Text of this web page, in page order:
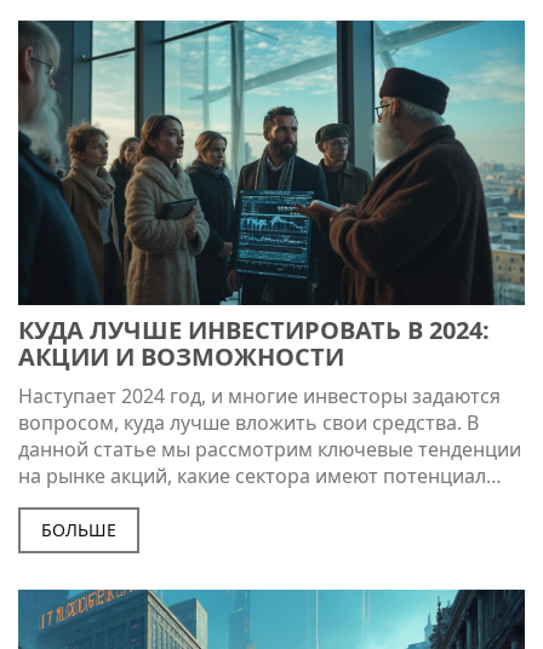
какие ошибки стоит избегать?
КУДА ЛУЧШЕ ИНВЕСТИРОВАТЬ В 2024:
АКЦИИ И ВОЗМОЖНОСТИ
Наступает 2024 год, и многие инвесторы задаются
вопросом, куда лучше вложить свои средства. В
данной статье мы рассмотрим ключевые тенденции
на рынке акций, какие сектора имеют потенциал
роста и на что следует обратить внимание, чтобы
минимизировать риски и увеличить прибыль. В
условиях турбулентной экономики важно
анализ и факты. Узнайте, как сделать свои
инвестиции максимально эффективными в 2024
БОЛЬШЕ